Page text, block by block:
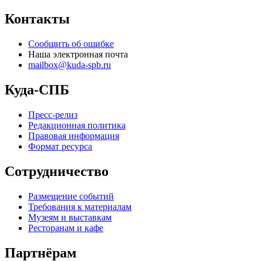
Контакты
Сообщить об ошибке
Наша электронная почта
mailbox@kuda-spb.ru
Куда-СПБ
Пресс-релиз
Редакционная политика
Правовая информация
Формат ресурса
Сотрудничество
Размещение событий
Требования к материалам
Музеям и выставкам
Ресторанам и кафе
Партнёрам